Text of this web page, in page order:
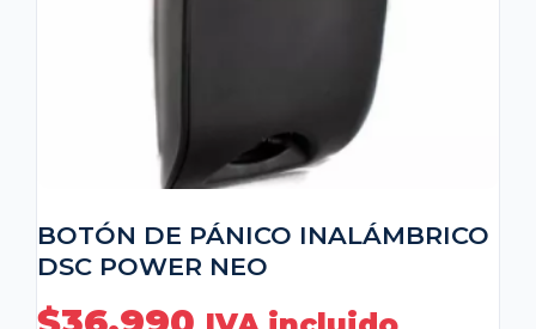
BOTÓN DE PÁNICO INALÁMBRICO
DSC POWER NEO